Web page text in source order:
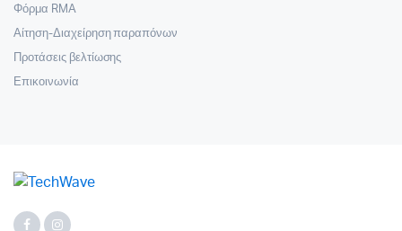
Φόρμα RMA
Αίτηση-Διαχείρηση παραπόνων
Προτάσεις βελτίωσης
Επικοινωνία